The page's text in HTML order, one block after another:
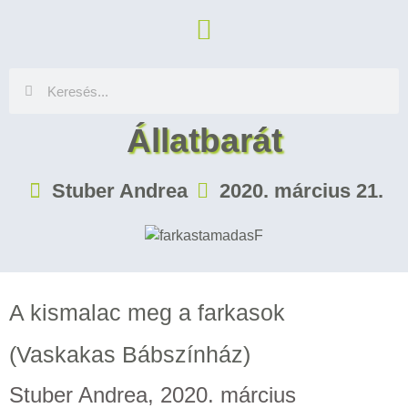
Állatbarát
Stuber Andrea 2020. március 21.
A kismalac meg a farkasok
(Vaskakas Bábszínház)
Stuber Andrea, 2020. március